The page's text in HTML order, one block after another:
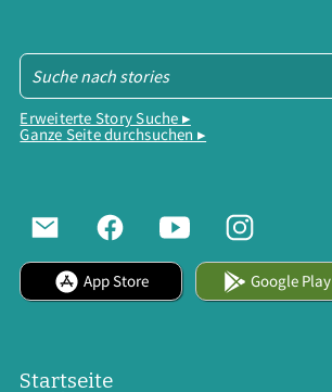
Erweiterte Story Suche ▸
Ganze Seite durchsuchen ▸
App Store Google Play
Startseite